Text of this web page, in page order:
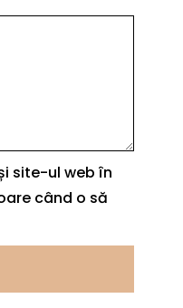
site-ul web în
când o să